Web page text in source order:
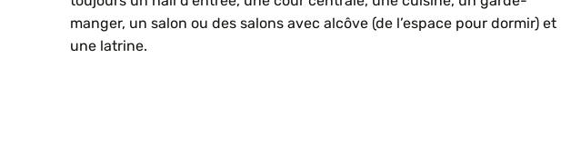
manger, un salon ou des salons avec alcôve (de l’espace pour dormir) et
une latrine.